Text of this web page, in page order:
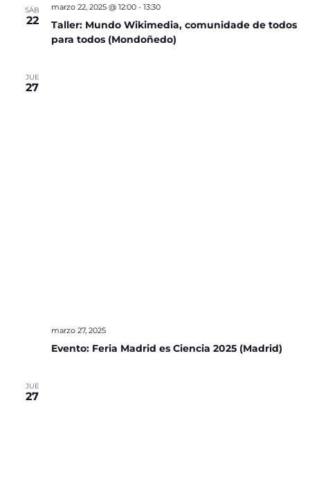
SÁB
22
Taller: Mundo Wikimedia, comunidade de todos
para todos (Mondoñedo)
marzo 22, 2025 @ 12:00- 13:30
JUE
27
Evento: Feria Madrid es Ciencia 2025 (Madrid)
marzo 27, 2025
JUE
27